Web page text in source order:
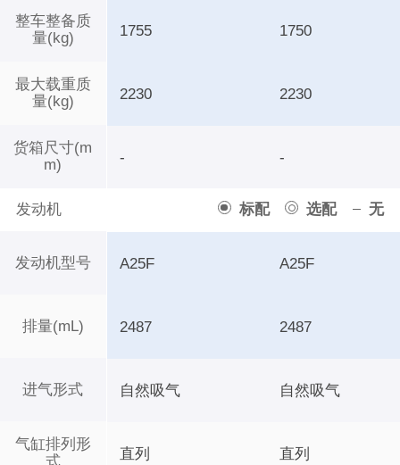
整车整备质
量(kg)
最大载重质
量(kg)
货箱尺寸(m
m)
发动机 标配 选配 无
发动机型号
排量(mL)
进气形式
气缸排列形
式
1755 1750
2230 2230
- -
A25F A25F
2487 2487
自然吸气 自然吸气
直列 直列